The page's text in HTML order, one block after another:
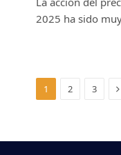
2025 ha sido
1 2 3